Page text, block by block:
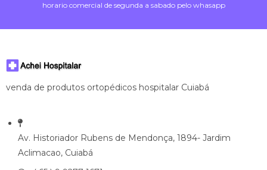
horario comercial de segunda a sabado pelo whasapp
venda de produtos ortopédicos hospitalar Cuiabá
Av. Historiador Rubens de Mendonça, 1894- Jardim
Aclimacao, Cuiabá